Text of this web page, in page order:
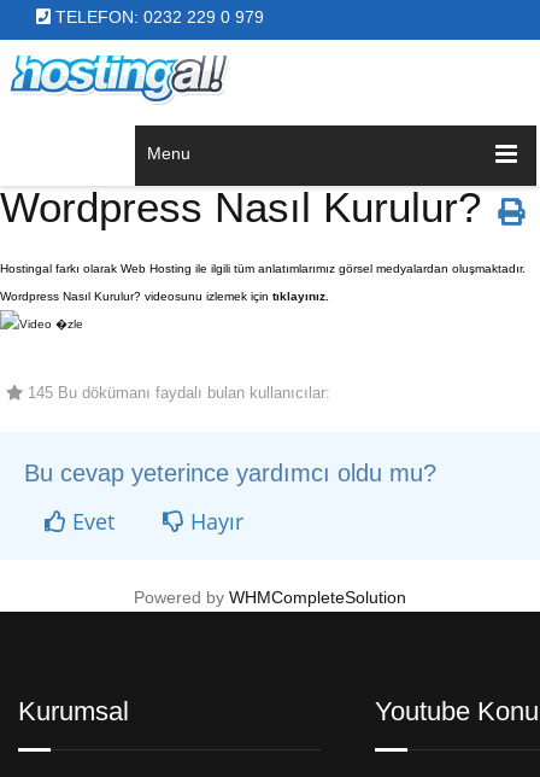
TELEFON: 0232 229 0 979
Menu
Wordpress Nasıl Kurulur?
Hostingal farkı olarak Web Hosting ile ilgili tüm anlatımlarımız görsel medyalardan oluşmaktadır.
Wordpress Nasıl Kurulur? videosunu izlemek için tıklayınız.
145 Bu dökümanı faydalı bulan kullanıcılar:
Bu cevap yeterince yardımcı oldu mu?
Evet Hayır
Powered by WHMCompleteSolution
Kurumsal Youtube